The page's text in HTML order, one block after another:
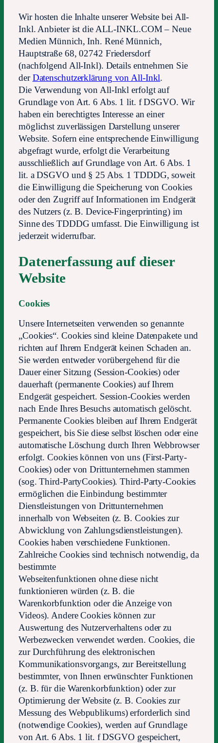
Wir hosten die Inhalte unserer Website bei All-
Inkl. Anbieter ist die ALL-INKL.COM – Neue
Medien Münnich, Inh. René Münnich,
Hauptstraße 68, 02742 Friedersdorf
(nachfolgend All-Inkl). Details entnehmen Sie
der Datenschutzerklärung von All-Inkl.
Die Verwendung von All-Inkl erfolgt auf
Grundlage von Art. 6 Abs. 1 lit. f DSGVO. Wir
haben ein berechtigtes Interesse an einer
möglichst zuverlässigen Darstellung unserer
Website. Sofern eine entsprechende Einwilligung
abgefragt wurde, erfolgt die Verarbeitung
ausschließlich auf Grundlage von Art. 6 Abs. 1
lit. a DSGVO und § 25 Abs. 1 TDDDG, soweit
die Einwilligung die Speicherung von Cookies
oder den Zugriff auf Informationen im Endgerät
des Nutzers (z. B. Device-Fingerprinting) im
Sinne des TDDDG umfasst. Die Einwilligung ist
jederzeit widerrufbar.
Datenerfassung auf dieser
Website
Cookies
Unsere Internetseiten verwenden so genannte
„Cookies“. Cookies sind kleine Datenpakete und
richten auf Ihrem Endgerät keinen Schaden an.
Sie werden entweder vorübergehend für die
Dauer einer Sitzung (Session-Cookies) oder
dauerhaft (permanente Cookies) auf Ihrem
Endgerät gespeichert. Session-Cookies werden
nach Ende Ihres Besuchs automatisch gelöscht.
Permanente Cookies bleiben auf Ihrem Endgerät
gespeichert, bis Sie diese selbst löschen oder eine
automatische Löschung durch Ihren Webbrowser
erfolgt. Cookies können von uns (First-Party-
Cookies) oder von Drittunternehmen stammen
(sog. Third-PartyCookies). Third-Party-Cookies
ermöglichen die Einbindung bestimmter
Dienstleistungen von Drittunternehmen
innerhalb von Webseiten (z. B. Cookies zur
Abwicklung von Zahlungsdienstleistungen).
Cookies haben verschiedene Funktionen.
Zahlreiche Cookies sind technisch notwendig, da
bestimmte
Webseitenfunktionen ohne diese nicht
funktionieren würden (z. B. die
Warenkorbfunktion oder die Anzeige von
Videos). Andere Cookies können zur
Auswertung des Nutzerverhaltens oder zu
Werbezwecken verwendet werden. Cookies, die
zur Durchführung des elektronischen
Kommunikationsvorgangs, zur Bereitstellung
bestimmter, von Ihnen erwünschter Funktionen
(z. B. für die Warenkorbfunktion) oder zur
Optimierung der Website (z. B. Cookies zur
Messung des Webpublikums) erforderlich sind
(notwendige Cookies), werden auf Grundlage
von Art. 6 Abs. 1 lit. f DSGVO gespeichert,